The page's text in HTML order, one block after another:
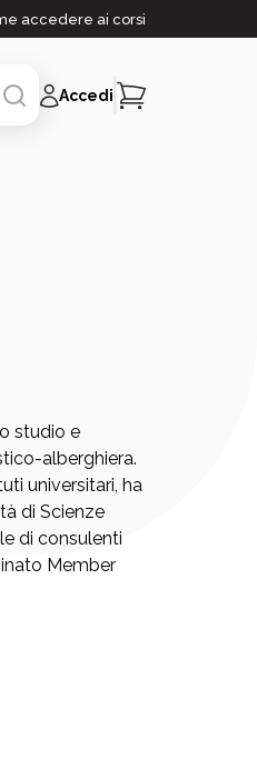
accedere ai corsi
Accedi
studio e
alberghiera.
universitari, ha
di Scienze
di consulenti
Member